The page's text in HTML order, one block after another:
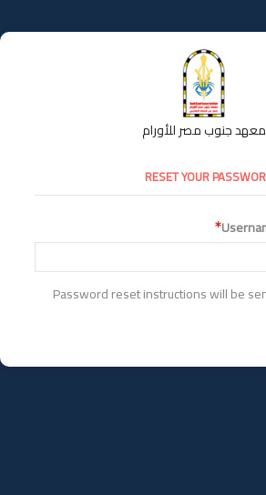
معهد جنوب مصر للأورام
RESET YOUR
Password reset instructions will be